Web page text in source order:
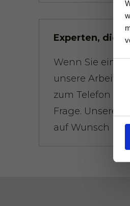
Experten, die
Wenn Sie eine
unsere Arbeit
zum Telefon
Frage. Unsere
auf Wunsch